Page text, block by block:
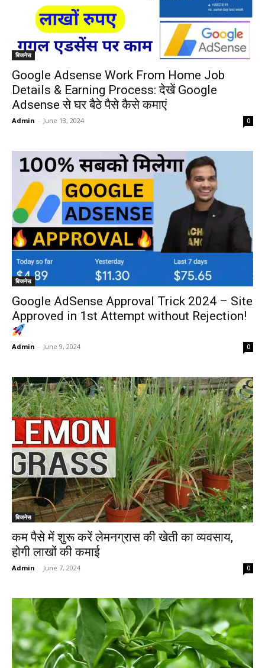
बिजनेस
Google Adsense Work From Home Job
Details & Earning Process: देखें Google
Adsense से घर बैठे पैसे कैसे कमाएं
Admin - June 13, 2024 0
बिजनेस
Google AdSense Approval Trick 2024 – Site
Approved in 1st Attempt without Rejection!
Admin - June 9, 2024 0
बिजनेस
कम पैसे में शुरू करें लेमनग्रास की खेती का व्यवसाय,
होगी लाखों की कमाई
Admin - June 7, 2024 0